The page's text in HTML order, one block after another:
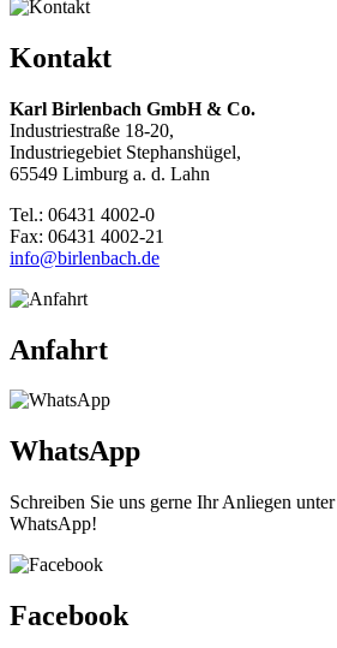
Kontakt
Karl Birlenbach GmbH & Co.
Industriestraße 18-20,
Industriegebiet Stephanshügel,
65549 Limburg a. d. Lahn
Tel.: 06431 4002-0
Fax: 06431 4002-21
info@birlenbach.de
Anfahrt
WhatsApp
Schreiben Sie uns gerne Ihr Anliegen unter
WhatsApp!
Facebook